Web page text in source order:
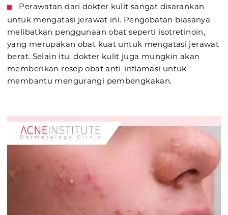
Perawatan dari dokter kulit sangat disarankan
untuk mengatasi jerawat ini. Pengobatan biasanya
melibatkan penggunaan obat seperti isotretinoin,
yang merupakan obat kuat untuk mengatasi jerawat
berat. Selain itu, dokter kulit juga mungkin akan
memberikan resep obat anti-inflamasi untuk
membantu mengurangi pembengkakan.